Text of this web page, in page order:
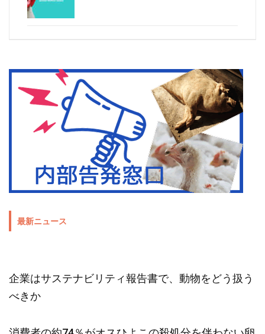
最新ニュース
企業はサステナビリティ報告書で、動物をどう扱う
べきか